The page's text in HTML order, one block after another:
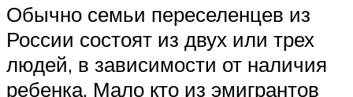
Обычно семьи переселенцев из
России состоят из двух или трех
людей, в зависимости от наличия
ребенка. Мало кто из эмигрантов